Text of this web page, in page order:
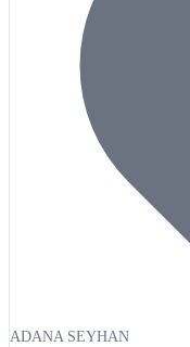
ADANA SEYHAN